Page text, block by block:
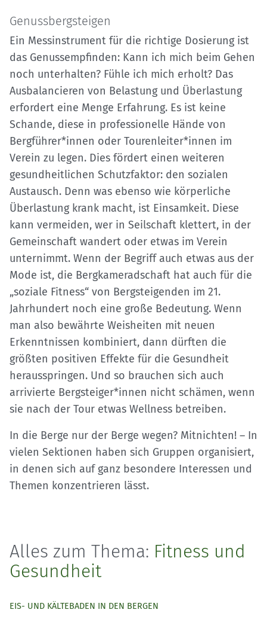
Genussbergsteigen
Ein Messinstrument für die richtige Dosierung ist
das Genussempfinden: Kann ich mich beim Gehen
noch unterhalten? Fühle ich mich erholt? Das
Ausbalancieren von Belastung und Überlastung
erfordert eine Menge Erfahrung. Es ist keine
Schande, diese in professionelle Hände von
Bergführer*innen oder Tourenleiter*innen im
Verein zu legen. Dies fördert einen weiteren
gesundheitlichen Schutzfaktor: den sozialen
Austausch. Denn was ebenso wie körperliche
Überlastung krank macht, ist Einsamkeit. Diese
kann vermeiden, wer in Seilschaft klettert, in der
Gemeinschaft wandert oder etwas im Verein
unternimmt. Wenn der Begriff auch etwas aus der
Mode ist, die Bergkameradschaft hat auch für die
„soziale Fitness“ von Bergsteigenden im 21.
Jahrhundert noch eine große Bedeutung. Wenn
man also bewährte Weisheiten mit neuen
Erkenntnissen kombiniert, dann dürften die
größten positiven Effekte für die Gesundheit
herausspringen. Und so brauchen sich auch
arrivierte Bergsteiger*innen nicht schämen, wenn
sie nach der Tour etwas Wellness betreiben.
In die Berge nur der Berge wegen? Mitnichten! – In
vielen Sektionen haben sich Gruppen organisiert,
in denen sich auf ganz besondere Interessen und
Themen konzentrieren lässt.
Alles zum Thema: Fitness und
Gesundheit
EIS- UND KÄLTEBADEN IN DEN BERGEN